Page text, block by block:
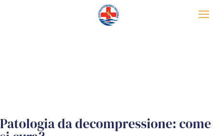
Patologia da decompressione: come